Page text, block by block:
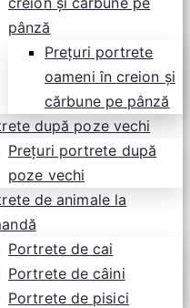
pânză
Prețuri portrete
oameni în creion și
cărbune pe pânză
după poze vechi
Prețuri portrete după
poze vechi
de animale la
Portrete de cai
Portrete de câini
Portrete de pisici